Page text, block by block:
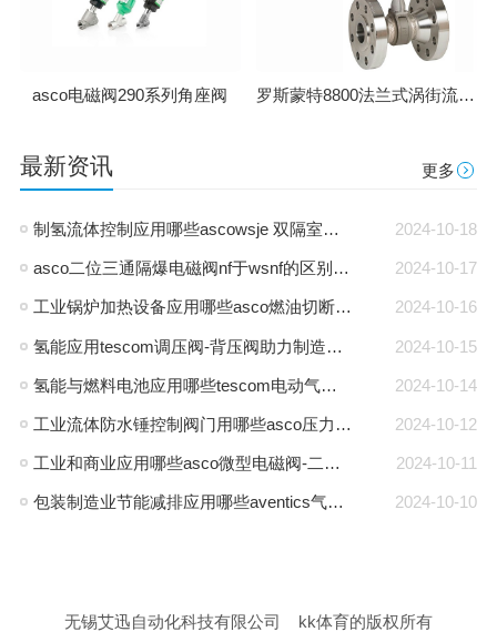
asco电磁阀290系列角座阀 罗斯蒙特8800法兰式涡街流量计
最新资讯 更多
2024-10-18
制氢流体控制应用哪些ascowsje 双隔室防爆电磁阀-通用电磁阀
2024-10-17
asco二位三通隔爆电磁阀nf于wsnf的区别是什么
2024-10-16
工业锅炉加热设备应用哪些asco燃油切断阀-燃气阀
2024-10-15
氢能应用tescom调压阀-背压阀助力制造商能源转型
2024-10-14
氢能与燃料电池应用哪些tescom电动气动执行器-asco电磁阀
2024-10-12
工业流体防水锤控制阀门用哪些asco压力气控阀-三通阀
2024-10-11
工业和商业应用哪些asco微型电磁阀-二位三通电磁阀
2024-10-10
包装制造业节能减排应用哪些aventics气源流量传感器-过滤减压阀
无锡艾迅自动化科技有限公司 kk体育的版权所有